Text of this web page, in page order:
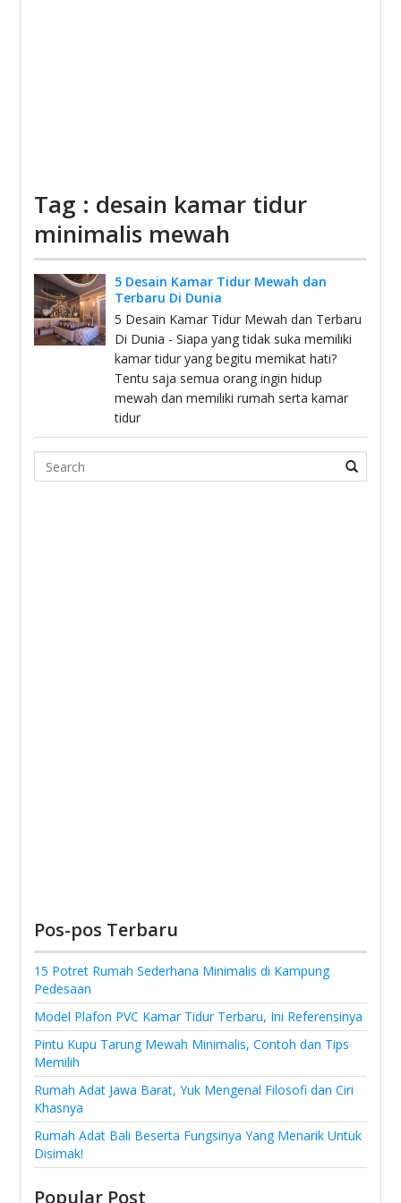
Tag : desain kamar tidur
minimalis mewah
5 Desain Kamar Tidur Mewah dan
Terbaru Di Dunia
5 Desain Kamar Tidur Mewah dan Terbaru
Di Dunia - Siapa yang tidak suka memiliki
kamar tidur yang begitu memikat hati?
Tentu saja semua orang ingin hidup
mewah dan memiliki rumah serta kamar
tidur
Search
Pos-pos Terbaru
15 Potret Rumah Sederhana Minimalis di Kampung
Pedesaan
Model Plafon PVC Kamar Tidur Terbaru, Ini Referensinya
Pintu Kupu Tarung Mewah Minimalis, Contoh dan Tips
Memilih
Rumah Adat Jawa Barat, Yuk Mengenal Filosofi dan Ciri
Khasnya
Rumah Adat Bali Beserta Fungsinya Yang Menarik Untuk
Disimak!
Popular Post